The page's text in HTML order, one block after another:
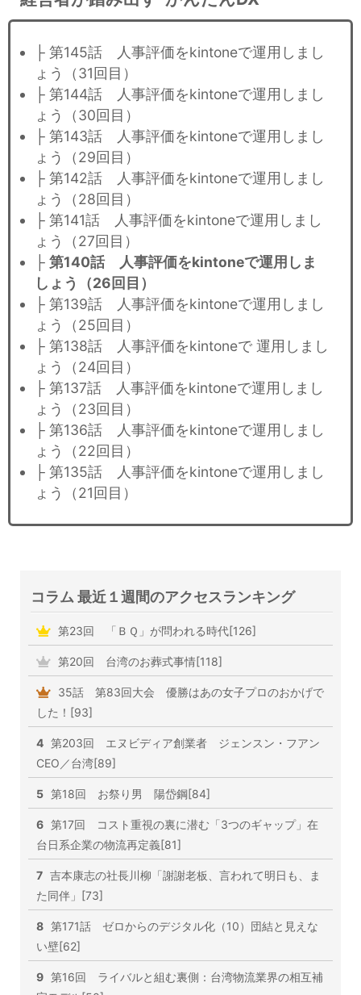
├ 第145話 人事評価をkintoneで運用しまし
ょう（31回目）
├ 第144話 人事評価をkintoneで運用しまし
ょう（30回目）
├ 第143話 人事評価をkintoneで運用しまし
ょう（29回目）
├ 第142話 人事評価をkintoneで運用しまし
ょう（28回目）
├ 第141話 人事評価をkintoneで運用しまし
ょう（27回目）
├ 第140話 人事評価をkintoneで運用しま
しょう（26回目）
├ 第139話 人事評価をkintoneで運用しまし
ょう（25回目）
├ 第138話 人事評価をkintoneで 運用しまし
ょう（24回目）
├ 第137話 人事評価をkintoneで運用しまし
ょう（23回目）
├ 第136話 人事評価をkintoneで運用しまし
ょう（22回目）
├ 第135話 人事評価をkintoneで運用しまし
ょう（21回目）
コラム 最近１週間のアクセスランキング
第23回 「ＢＱ」が問われる時代[126]
第20回 台湾のお葬式事情[118]
35話 第83回大会 優勝はあの女子プロのおかげで
した！[93]
4 第203回 エヌビディア創業者 ジェンスン・フアン
CEO／台湾[89]
5 第18回 お祭り男 陽岱鋼[84]
6 第17回 コスト重視の裏に潜む「3つのギャップ」在
台日系企業の物流再定義[81]
7 吉本康志の社長川柳「謝謝老板、言われて明日も、ま
た同伴」[73]
8 第171話 ゼロからのデジタル化（10）団結と見えな
い壁[62]
9 第16回 ライバルと組む裏側：台湾物流業界の相互補